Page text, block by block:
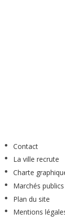
Contact
La ville recrute
Charte
Marchés publics
Plan du site
Mentions